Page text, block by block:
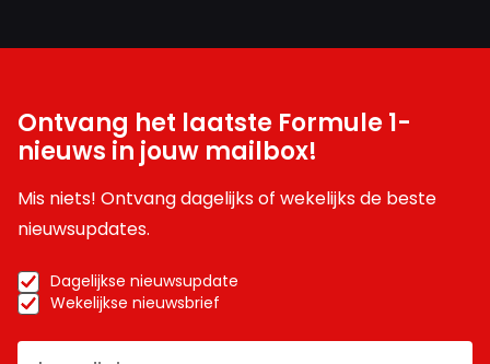
Ontvang het laatste Formule 1-
nieuws in jouw mailbox!
Mis niets! Ontvang dagelijks of wekelijks de beste
nieuwsupdates.
Dagelijkse nieuwsupdate
Wekelijkse nieuwsbrief